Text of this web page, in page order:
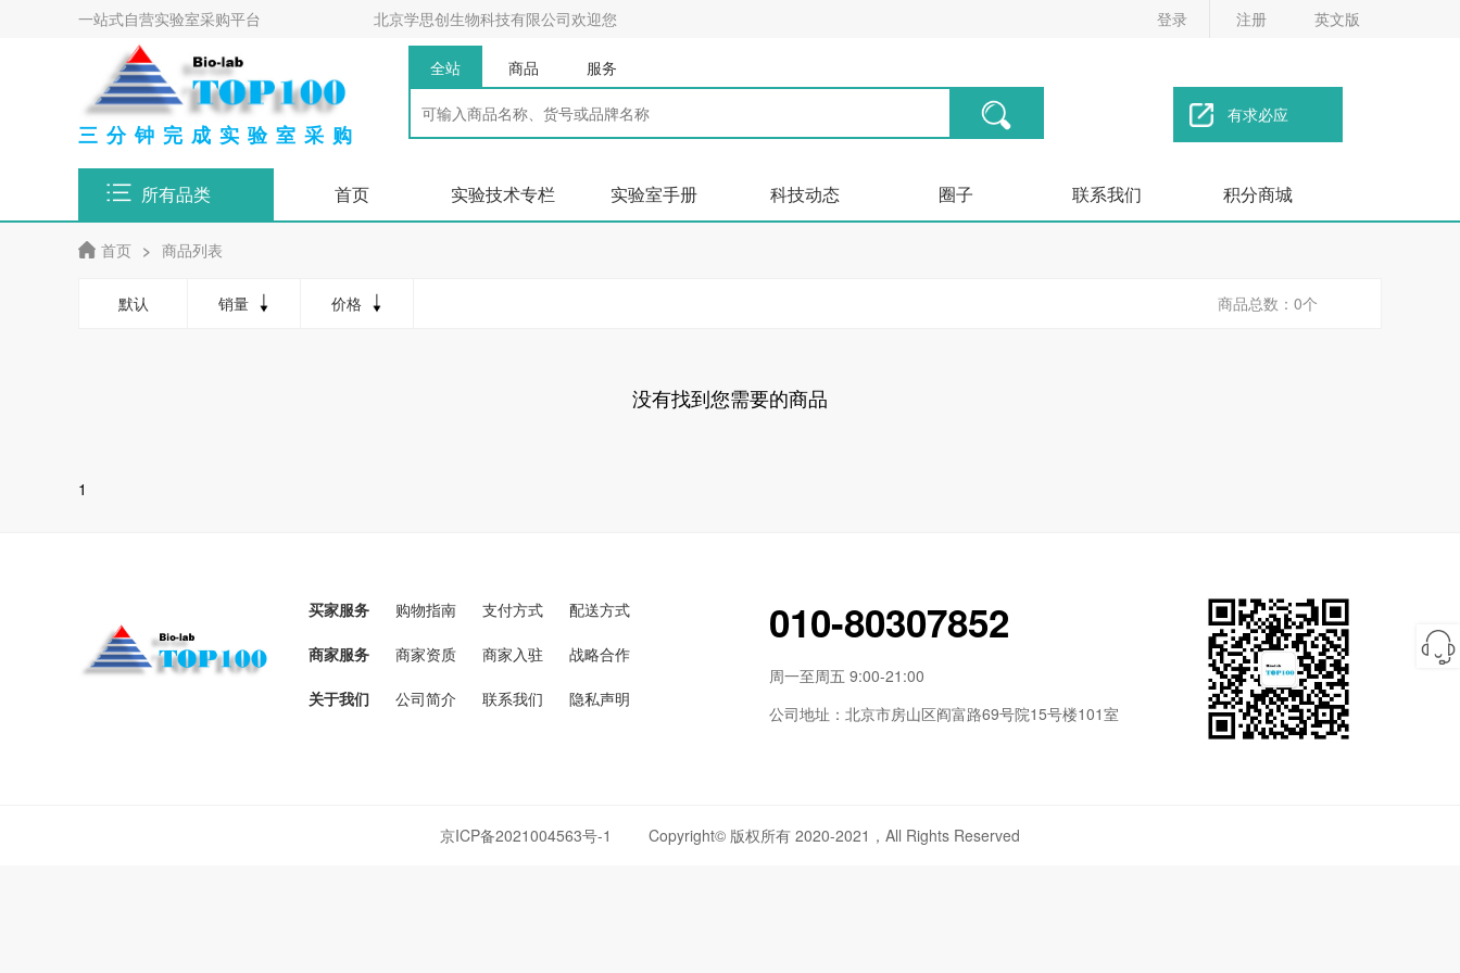
一站式自营实验室采购平台 北京学思创生物科技有限公司欢迎您 登录 注册 英文版
三分钟完成实验室采购
全站 商品 服务
有求必应
所有品类 首页 实验技术专栏 实验室手册 科技动态 圈子 联系我们 积分商城
首页 > 商品列表
默认 销量 价格 商品总数：0个
没有找到您需要的商品
1
买家服务 购物指南 支付方式 配送方式
商家服务 商家资质 商家入驻 战略合作
关于我们 公司简介 联系我们 隐私声明
010-80307852
周一至周五 9:00-21:00
公司地址：北京市房山区阎富路69号院15号楼101室
京ICP备2021004563号-1 Copyright© 版权所有 2020-2021，All Rights Reserved